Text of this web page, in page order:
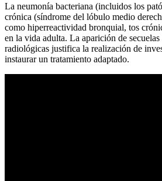
La neumonía bacteriana (incluidos los
crónica (síndrome del lóbulo medio
como hiperreactividad bronquial, tos
en la vida adulta. La aparición de
radiológicas justifica la realización de
instaurar un tratamiento adaptado.